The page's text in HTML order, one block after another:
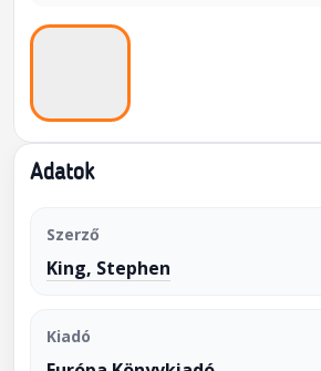
Adatok
Szerző
King, Stephen
Kiadó